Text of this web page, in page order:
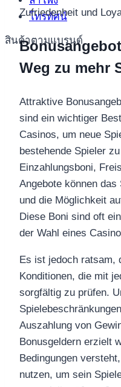
โทรทัศน์
สินค้าตามแบรนด์
Zufriedenheit und
Weg zu mehr
Attraktive
sind ein wichtiger
Casinos, um neue
bestehende Spieler
Einzahlungsboni,
Angebote können
und die Möglichkeit
Diese Boni sind oft
der Wahl eines
Es ist jedoch ratsam,
Konditionen, die mit
sorgfältig zu prüfen.
Auszahlung von
Bonusgeldern erzielt
Bedingungen
nutzen, um sein